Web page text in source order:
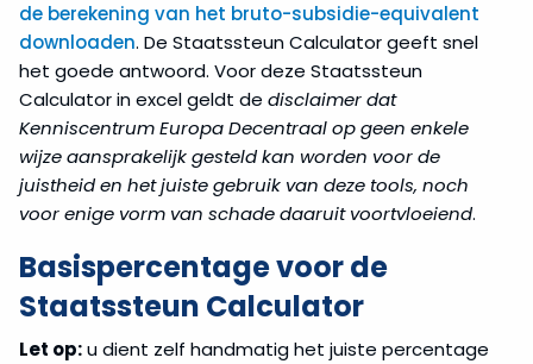
de berekening van het bruto-subsidie-equivalent
downloaden. De Staatssteun Calculator geeft snel
het goede antwoord. Voor deze Staatssteun
Calculator in excel geldt de disclaimer dat
Kenniscentrum Europa Decentraal op geen enkele
wijze aansprakelijk gesteld kan worden voor de
juistheid en het juiste gebruik van deze tools, noch
voor enige vorm van schade daaruit voortvloeiend.
Basispercentage voor de
Staatssteun Calculator
Let op:u dient zelf handmatig het juiste percentage